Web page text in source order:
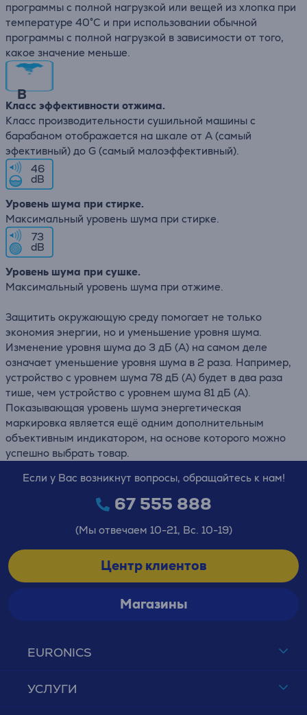
программы с полной нагрузкой или вещей из хлопка при
температуре 40°C и при использовании обычной
программы с полной нагрузкой в зависимости от того,
какое значение меньше.
B
Класс эффективности отжима.
Класс производительности сушильной машины с
барабаном отображается на шкале от A (самый
эфективный) до G (самый малоэффективный).
46
dB
Уровень шума при стирке.
Максимальный уровень шума при стирке.
73
dB
Уровень шума при сушке.
Максимальный уровень шума при отжиме.
Защитить окружающую среду помогает не только
экономия энергии, но и уменьшение уровня шума.
Изменение уровня шума до 3 дБ (А) на самом деле
означает уменьшение уровня шума в 2 раза. Например,
устройство с уровнем шума 78 дБ (А) будет в два раза
тише, чем устройство с уровнем шума 81 дБ (А).
Показывающая уровень шума энергетическая
маркировка является ещё одним дополнительным
объективным индикатором, на основе которого можно
успешно выбрать товар.
EURONICS
УСЛУГИ
Если у Вас возникнут вопросы, обращайтесь к нам!
67 555 888
(Мы отвечаем 10-21, Вс. 10-19)
Центр клиентов
Магазины